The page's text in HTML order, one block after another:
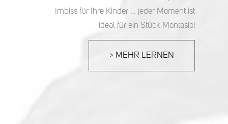
Imbiss für Ihre Kinder … jeder Moment ist
ideal für ein Stück Montasio!
MEHR LERNEN